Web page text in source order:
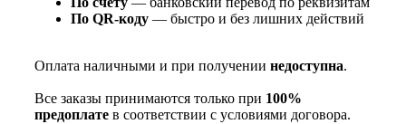
По QR‑коду — быстро и без лишних действий
Оплата наличными и при получении недоступна.
Все заказы принимаются только при 100%
предоплате в соответствии с условиями договора.